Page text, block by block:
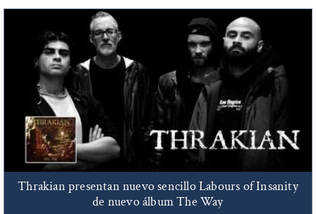
Thrakian presentan nuevo sencillo Labours of Insanity
de nuevo álbum The Way